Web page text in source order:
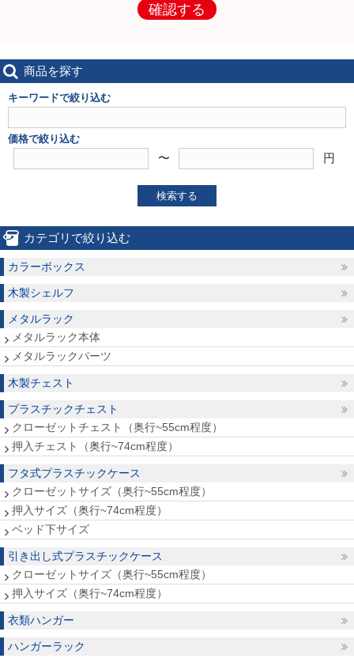
確認する
商品を探す
キーワードで絞り込む
価格で絞り込む
〜 円
検索する
カテゴリで絞り込む
カラーボックス
木製シェルフ
メタルラック
メタルラック本体
メタルラックパーツ
木製チェスト
プラスチックチェスト
クローゼットチェスト（奥行~55cm程度）
押入チェスト（奥行~74cm程度）
フタ式プラスチックケース
クローゼットサイズ（奥行~55cm程度）
押入サイズ（奥行~74cm程度）
ベッド下サイズ
引き出し式プラスチックケース
クローゼットサイズ（奥行~55cm程度）
押入サイズ（奥行~74cm程度）
衣類ハンガー
ハンガーラック